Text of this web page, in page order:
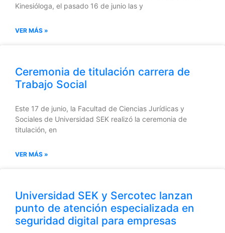
Kinesióloga, el pasado 16 de junio las y
VER MÁS »
Ceremonia de titulación carrera de
Trabajo Social
Este 17 de junio, la Facultad de Ciencias Jurídicas y
Sociales de Universidad SEK realizó la ceremonia de
titulación, en
VER MÁS »
Universidad SEK y Sercotec lanzan
punto de atención especializada en
seguridad digital para empresas